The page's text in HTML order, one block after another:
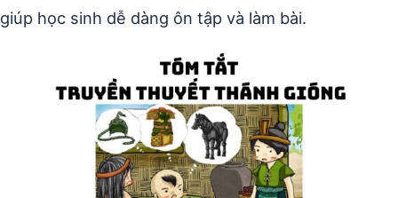
giúp học sinh dễ dàng ôn tập và làm bài.